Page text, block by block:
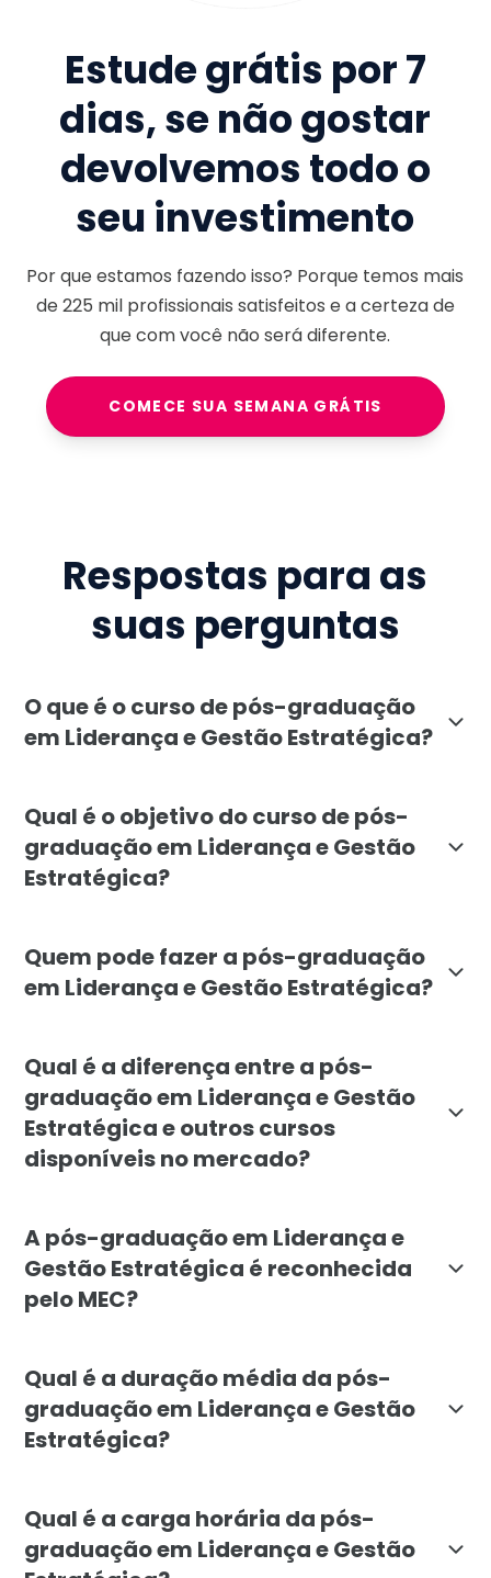
Estude grátis por 7
dias, se não gostar
devolvemos todo o
seu investimento
Por que estamos fazendo isso? Porque temos mais
de225 milprofissionais satisfeitos e a certeza de
que com você não será diferente.
COMECE SUA SEMANA GRÁTIS
Respostas para as
suas perguntas
O que é o curso de pós-graduação
em Liderança e Gestão Estratégica?
Qual é o objetivo do curso de pós-
graduação em Liderança e Gestão
Estratégica?
Quem pode fazer a pós-graduação
em Liderança e Gestão Estratégica?
Qual é a diferença entre a pós-
graduação em Liderança e Gestão
Estratégica e outros cursos
disponíveis no mercado?
A pós-graduação em Liderança e
Gestão Estratégica é reconhecida
pelo MEC?
Qual é a duração média da pós-
graduação em Liderança e Gestão
Estratégica?
Qual é a carga horária da pós-
graduação em Liderança e Gestão